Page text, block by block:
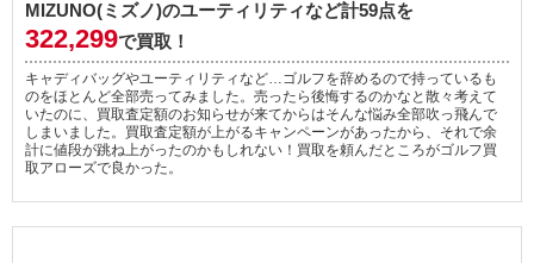
MIZUNO(ミズノ)のユーティリティなど計59点を
322,299で買取！
キャディバッグやユーティリティなど…ゴルフを辞めるので持っているも
のをほとんど全部売ってみました。売ったら後悔するのかなと散々考えて
いたのに、買取査定額のお知らせが来てからはそんな悩み全部吹っ飛んで
しまいました。買取査定額が上がるキャンペーンがあったから、それで余
計に値段が跳ね上がったのかもしれない！買取を頼んだところがゴルフ買
取アローズで良かった。